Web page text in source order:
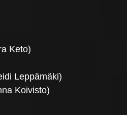
Keto)
Leppämäki)
Koivisto)